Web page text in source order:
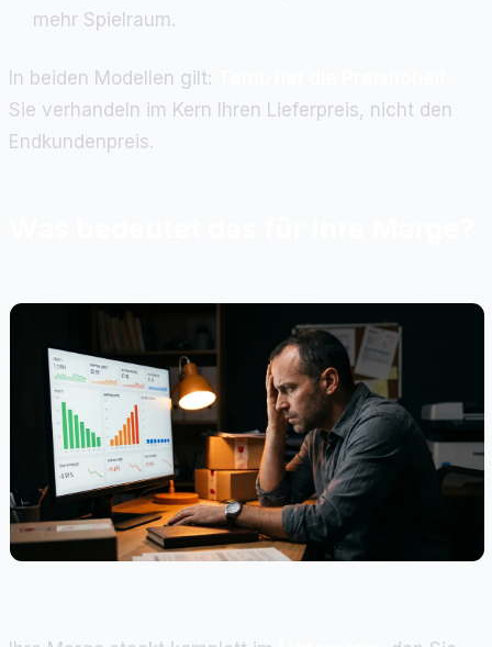
mehr Spielraum.
In beiden Modellen gilt:
Sie verhandeln im Kern Ihren Lieferpreis, nicht den
Endkundenpreis.